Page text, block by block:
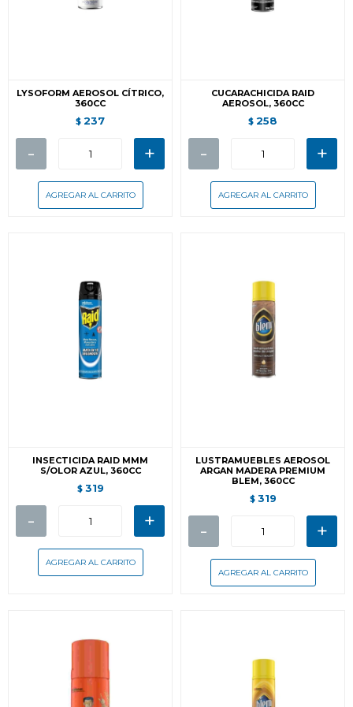
LYSOFORM AEROSOL CÍTRICO,
360CC
$ 237
- +
CUCARACHICIDA RAID
AEROSOL, 360CC
$ 258
- +
INSECTICIDA RAID MMM
S/OLOR AZUL, 360CC
$ 319
- +
LUSTRAMUEBLES AEROSOL
ARGAN MADERA PREMIUM
BLEM, 360CC
$ 319
- +